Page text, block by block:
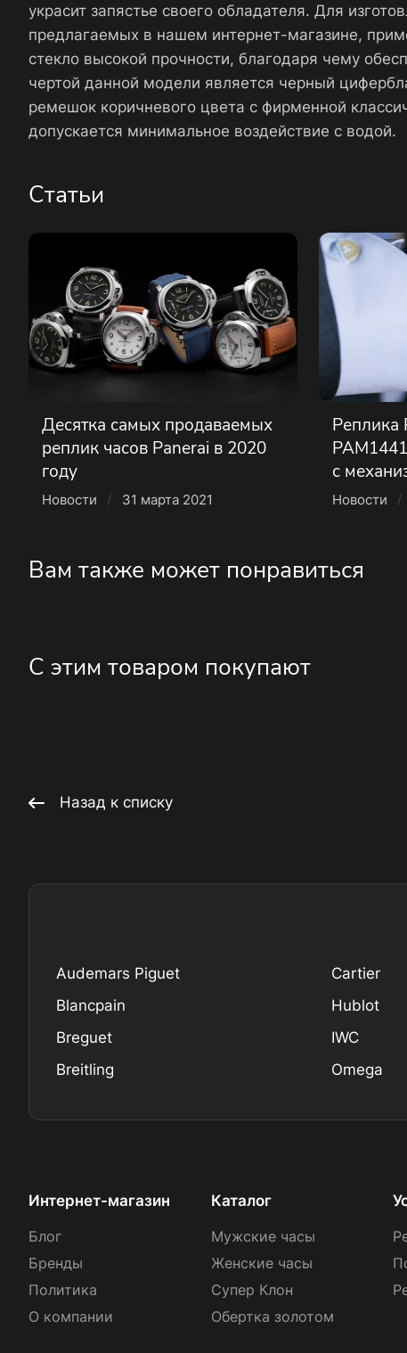
украсит запястье своего обладателя. Для
предлагаемых в нашем интернет-магазине,
стекло высокой прочности, благодаря чему
чертой данной модели является черный
ремешок коричневого цвета с фирменной
допускается минимальное воздействие с водой.
Статьи
Десятка самых продаваемых
реплик часов Panerai в 2020
году
Новости / 31 марта 2021
Реплика
с
Новости /
Вам также может понравиться
С этим товаром покупают
Назад к списку
Audemars Piguet
Blancpain
Breguet
Breitling
Cartier
Hublot
IWC
Omega
Интернет-магазин
Блог
Бренды
Политика
О компании
Каталог
Мужские часы
Женские часы
Супер Клон
Обертка золотом